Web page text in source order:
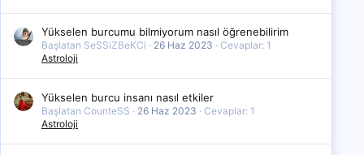
Yükselen burcumu bilmiyorum nasıl öğrenebilirim
Başlatan SeSSiZBeKCi 26 Haz 2023
Cevaplar: 1
Astroloji
Yükselen burcu insanı nasıl etkiler
Başlatan CounteSS 26 Haz 2023
Cevaplar: 1
Astroloji